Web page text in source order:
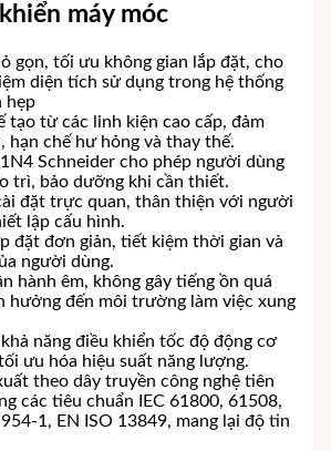
máy móc
gọn, tối ưu không gian lắp đặt, cho
diện tích sử dụng trong hệ thống
hẹp
tạo từ các linh kiện cao cấp, đảm
hạn chế hư hỏng và thay thế.
Schneider cho phép người dùng
trì, bảo dưỡng khi cần thiết.
đặt trực quan, thân thiện với người
lập cấu hình.
đặt đơn giản, tiết kiệm thời gian và
người dùng.
hành êm, không gây tiếng ồn quá
hưởng đến môi trường làm việc xung
năng điều khiển tốc độ động cơ
ưu hóa hiệu suất năng lượng.
theo dây truyền công nghệ tiên
các tiêu chuẩn IEC 61800, 61508,
1, EN ISO 13849, mang lại độ tin